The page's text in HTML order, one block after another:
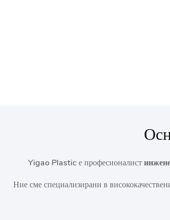
Yigao Plastic е професионалист
Ние сме специализирани в